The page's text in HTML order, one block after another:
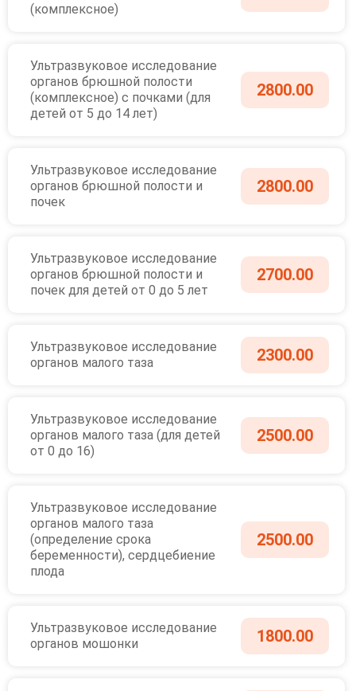
(комплексное)
Ультразвуковое исследование
органов брюшной полости
(комплексное) с почками (для
детей от 5 до 14 лет)
2800.00
Ультразвуковое исследование
органов брюшной полости и
почек
2800.00
Ультразвуковое исследование
органов брюшной полости и
почек для детей от 0 до 5 лет
2700.00
Ультразвуковое исследование
органов малого таза
2300.00
Ультразвуковое исследование
органов малого таза (для детей
от 0 до 16)
2500.00
Ультразвуковое исследование
органов малого таза
(определение срока
беременности), сердцебиение
плода
2500.00
Ультразвуковое исследование
органов мошонки
1800.00